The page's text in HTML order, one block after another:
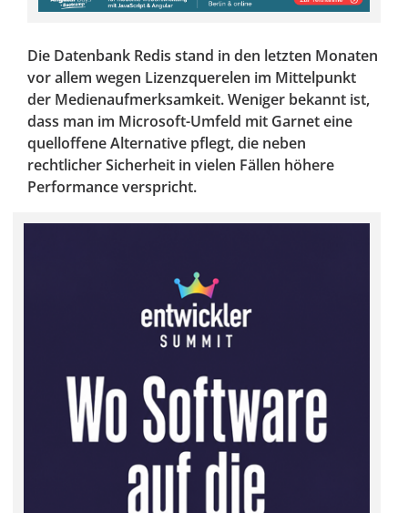
Die Datenbank Redis stand in den letzten Monaten
vor allem wegen Lizenzquerelen im Mittelpunkt
der Medienaufmerksamkeit. Weniger bekannt ist,
dass man im Microsoft-Umfeld mit Garnet eine
quelloffene Alternative pflegt, die neben
rechtlicher Sicherheit in vielen Fällen höhere
Performance verspricht.